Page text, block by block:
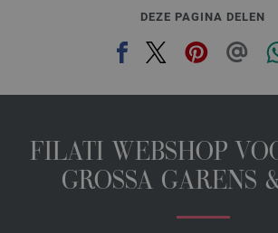
DEZE PAGINA DELEN
FILATI WEBSHOP
GROSSA GARENS